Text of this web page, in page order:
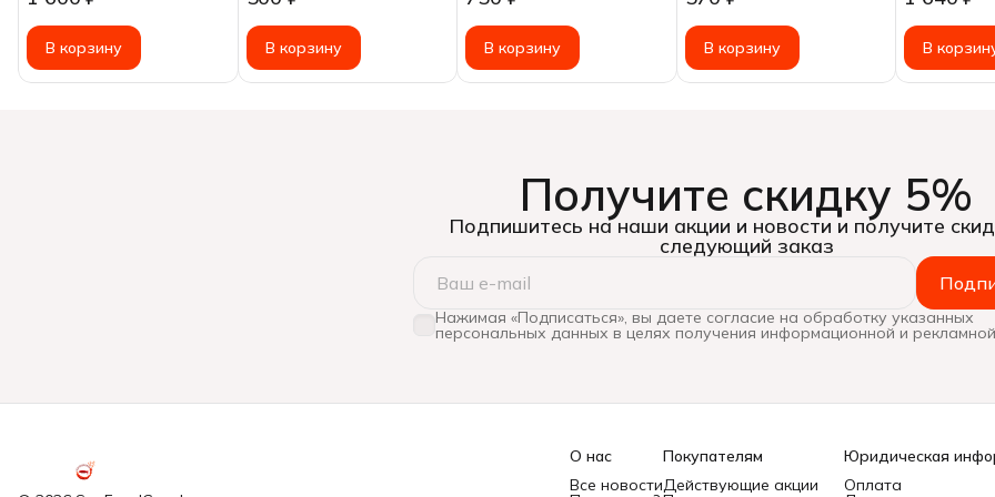
21/25, 1000г
В корзину
В корзину В корзину В корзину
1кг
В
Получите скидку 5%
Подпишитесь на наши акции и новости и получите
следующий заказ
Нажимая «Подписаться», вы даете согласие на обработку указанных
персональных данных в целях получения информационной и
О нас
Все новости
Покупателям
Действующие акции
Юридическая
Оплата